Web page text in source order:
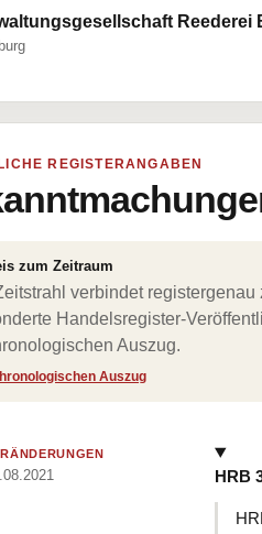
Reederei
REGISTERANGABEN
zum Zeitraum
verbindet
Handelsregister-
Auszug.
Auszug
HRB